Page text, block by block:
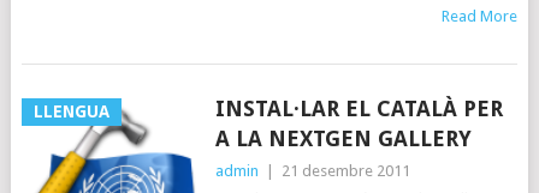
Read More
LLENGUA
INSTAL·LAR EL CATALÀ PER
A LA NEXTGEN GALLERY
admin 21 desembre 2011